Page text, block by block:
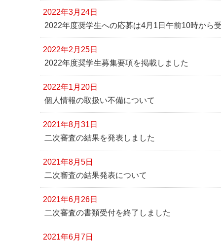
2022年3月24日
2022年度奨学生への応募は4月1日午前10時から
2022年2月25日
2022年度奨学生募集要項を掲載しました
2022年1月20日
個人情報の取扱い不備について
2021年8月31日
二次審査の結果を発表しました
2021年8月5日
二次審査の結果発表について
2021年6月26日
二次審査の書類受付を終了しました
2021年6月7日